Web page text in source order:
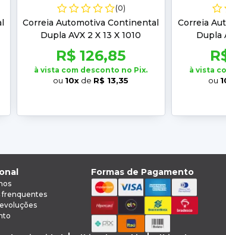
(0)
Correia Automotiva Continental
Dupla AVX 2 X 13 X 1010
R$ 126,85
à vista com desconto no Pix.
ou 10x de R$ 13,35
Correia
Dupla
à vista
ou
Formas de Pagamento